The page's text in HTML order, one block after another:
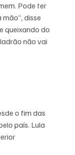
Pode ter
disse
queixando do
não vai
o fim das
país. Lula